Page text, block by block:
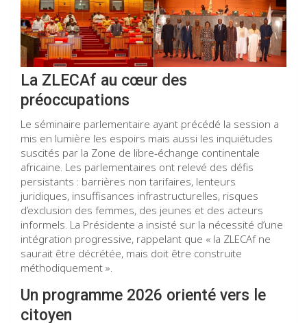
La ZLECAf au cœur des
préoccupations
Le séminaire parlementaire ayant précédé la session a
mis en lumière les espoirs mais aussi les inquiétudes
suscités par la Zone de libre‑échange continentale
africaine. Les parlementaires ont relevé des défis
persistants : barrières non tarifaires, lenteurs
juridiques, insuffisances infrastructurelles, risques
d’exclusion des femmes, des jeunes et des acteurs
informels. La Présidente a insisté sur la nécessité d’une
intégration progressive, rappelant que « la ZLECAf ne
saurait être décrétée, mais doit être construite
méthodiquement ».
Un programme 2026 orienté vers le
citoyen